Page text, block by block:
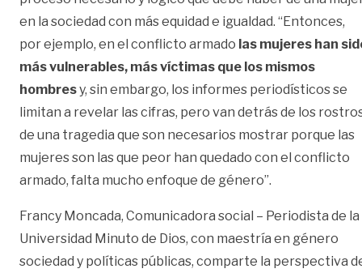
en la sociedad con más equidad e igualdad. “Entonces,
por ejemplo, en el conflicto armado las mujeres han
más vulnerables, más víctimas que los mismos
hombresy, sin embargo, los informes periodísticos se
limitan a revelar las cifras, pero van detrás de los
de una tragedia que son necesarios mostrar porque las
mujeres son las que peor han quedado con el conflicto
armado, falta mucho enfoque de género”.
Francy Moncada, Comunicadora social – Periodista de la
Universidad Minuto de Dios, con maestría en género
sociedad y políticas públicas, comparte la perspectiva